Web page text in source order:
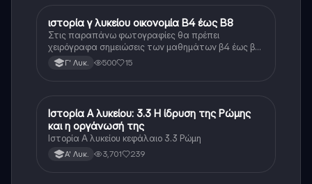
Ιστορία
ιστορία γ λυκείου οικονομία Β4 έως Β8
Στις παραπάνω φωτογραφίες θα πρέπει
χειρόγραφα σημειώσεις των μαθημάτων β4 έως β8
της οικονομίας της ιστορίας γ λυκείου οι σημειώσεις
αυτές είναι ίδιες ή αρκετά κοντά στο πρωτότυπο
Γ' Λυκ. 500 15
Ιστορία
Ιστορία Α λυκείου: 3.3 Η ίδρυση της Ρώμης
και η οργάνωσή της
Ιστορία Α λυκείου κεφάλαιο 3.3 Ρώμη
Α' Λυκ. 3,701 239